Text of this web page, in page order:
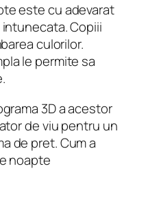
este cu adevarat
Copiii
culorilor.
le permite sa
3D a acestor
de viu pentru un
de pret. Cum a
noapte